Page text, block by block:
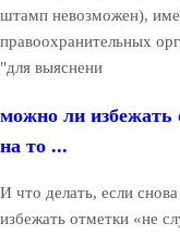
штамп невозможен),
правоохранительных
"для выяснени
можно ли избежать
на то ...
И что делать, если
избежать отметки «не